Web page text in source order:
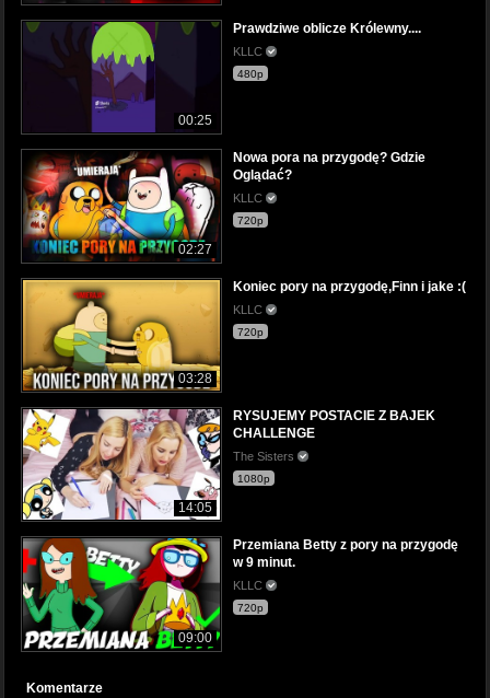
00:25
Prawdziwe oblicze Królewny....
KLLC
480p
02:27
Nowa pora na przygodę? Gdzie
Oglądać?
KLLC
720p
03:28
Koniec pory na przygodę,Finn i jake :(
KLLC
720p
14:05
RYSUJEMY POSTACIE Z BAJEK
CHALLENGE
The Sisters
1080p
09:00
Przemiana Betty z pory na przygodę
w 9 minut.
KLLC
720p
Komentarze